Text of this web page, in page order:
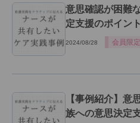
意思確認が困難
定支援のポイン
2024/08/28 会員限定
【事例紹介】意
族への意思決定